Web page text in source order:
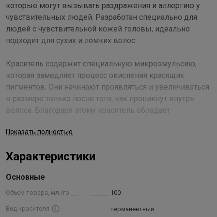
которые могут вызывать раздражения и аллергию у
чувствительных людей. Разработан специально для
людей с чувствительной кожей головы, идеально
подходит для сухих и ломких волос.
Краситель содержит специальную микроэмульсию,
которая замедляет процесс окисления красящих
пигментов. Они начинают проявляться и увеличиваться
в размере только после того, как проникнут внутрь
волоса. Благодаря этому краситель обладает
имеет значительно большую окрашивающую силу;
закрепление красящих пигментов в структуре волоса,
насыщенным; хорошо окрашивает даже самые трудно
поддающиеся стареющие волосы с ослабленной
кератиновой структурой; делает косметический цвет
очень стойким к смыванию.
Показать полностью
Характеристики
Основные
Объем товара, мл./гр 100
Вид красителя перманентный